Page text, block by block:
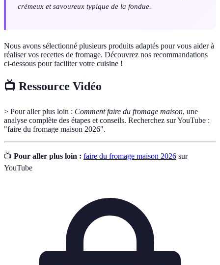
crémeux et savoureux typique de la fondue.
Nous avons sélectionné plusieurs produits adaptés pour vous aider à
réaliser vos recettes de fromage. Découvrez nos recommandations
ci-dessous pour faciliter votre cuisine !
📺 Ressource Vidéo
> Pour aller plus loin : Comment faire du fromage maison, une
analyse complète des étapes et conseils. Recherchez sur YouTube :
"faire du fromage maison 2026".
📺 Pour aller plus loin : faire du fromage maison 2026 sur
YouTube